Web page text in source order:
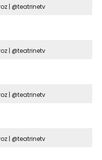
| @teatrinetv
| @teatrinetv
| @teatrinetv
| @teatrinetv